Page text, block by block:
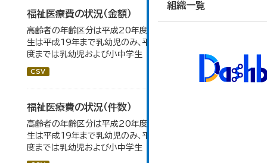
組織一覧
福祉医療費の状況（金額）
高齢者の年齢区分は平成20年度から変更 乳幼児・小中高
生は平成19年まで乳幼児のみ、平成20年度から令和元年
度までは乳幼児および小中学生
CSV
福祉医療費の状況（件数）
高齢者の年齢区分は平成20年度から変更 乳幼児・小中高
生は平成19年まで乳幼児のみ、平成20年度から令和元年
度までは乳幼児および小中学生